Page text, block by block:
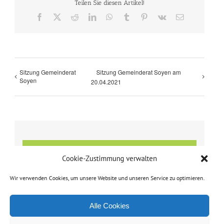
Cookie-Zustimmung verwalten
Wir verwenden Cookies, um unsere Website und unseren Service zu optimieren.
Alle Cookies
Teilen Sie diesen Artikel!
Facebook RedditLinkedInWhatsApp
Tumblr Pinterest
Vk
E-
Sitzung Gemeinderat
Soyen
Sitzung Gemeinderat Soyen am
20.04.2021
Datum: